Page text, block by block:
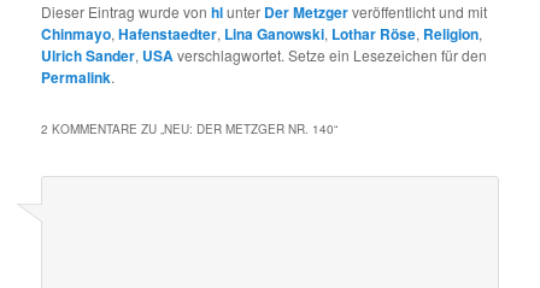
Dieser Eintrag wurde vonhlunter Der Metzgerveröffentlicht und mit
Chinmayo,Hafenstaedter, Lina Ganowski, Lothar Röse, Religion,
Ulrich Sander, USAverschlagwortet. Setze ein Lesezeichen für den
Permalink.
2 KOMMENTARE ZU „NEU: DER METZGER NR. 140“